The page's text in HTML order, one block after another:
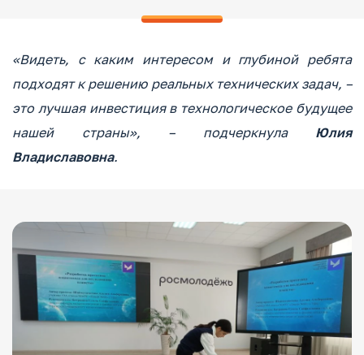
«Видеть, с каким интересом и глубиной ребята
подходят к решению реальных технических задач, –
это лучшая инвестиция в технологическое будущее
нашей страны», – подчеркнула Юлия
Владиславовна.